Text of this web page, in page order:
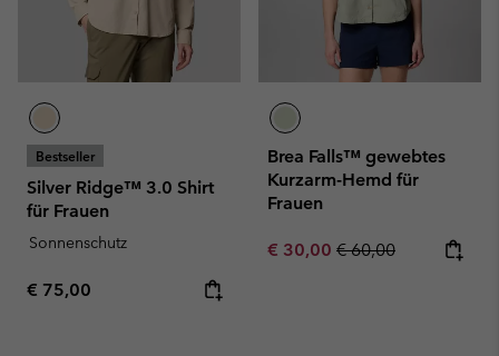
Bestseller
Silver Ridge™ 3.0 Shirt
für Frauen
Sonnenschutz
Regular price:
€ 75,00
Brea Falls™ gewebtes
Kurzarm-Hemd für
Frauen
Sale price:
€ 30,00 Regular price:
€ 60,00